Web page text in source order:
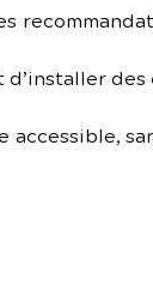
accessible,